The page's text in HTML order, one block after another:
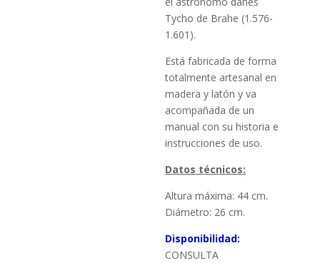
Tycho de Brahe (1.576-
1.601).
Está fabricada de forma
totalmente artesanal en
madera y latón y va
acompañada de un
manual con su historia e
instrucciones de uso.
Datos técnicos:
Altura máxima: 44 cm.
Diámetro: 26 cm.
Disponibilidad:
CONSULTA